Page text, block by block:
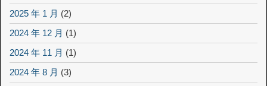
2025 年 1 月 (2)
2024 年 12 月 (1)
2024 年 11 月 (1)
2024 年 8 月 (3)